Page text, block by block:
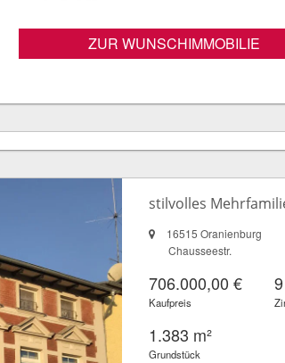
ZUR WUNSCHIMMOBILIE
stilvolles
16515 Oranienburg
Chausseestr.
706.000,00 €
Kaufpreis
9
1.383 m²
Grundstück